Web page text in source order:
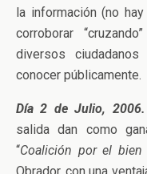
la información (no
corroborar
diversos
conocer públicamente.
Día 2 de Julio,
salida dan como
“Coalición por el